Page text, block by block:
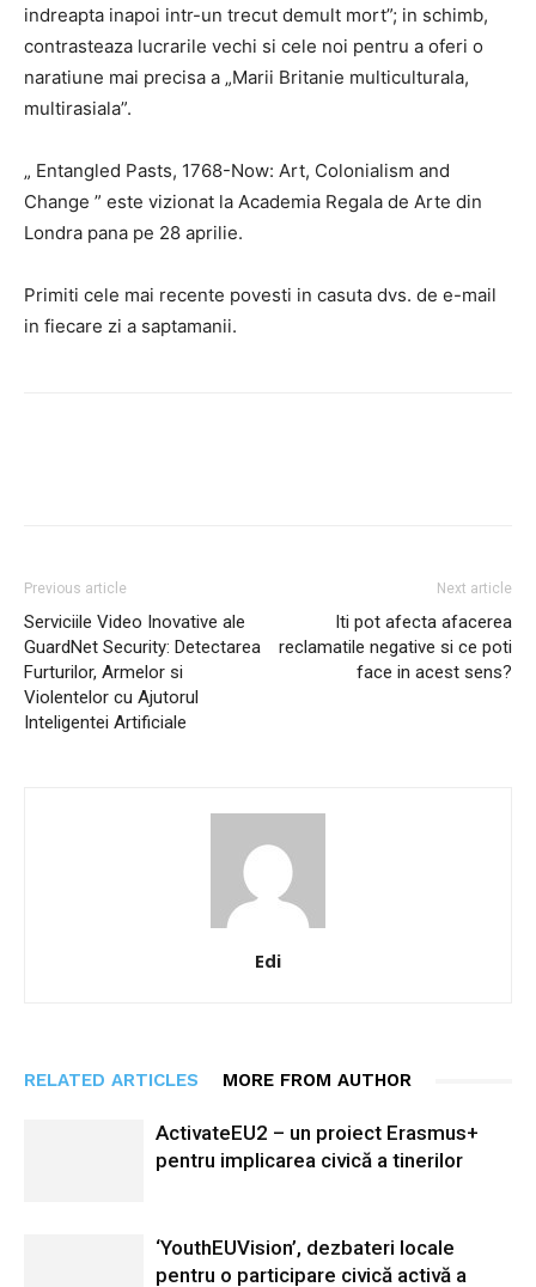
indreapta inapoi intr-un trecut demult mort”; in schimb,
contrasteaza lucrarile vechi si cele noi pentru a oferi o
naratiune mai precisa a „Marii Britanie multiculturala,
multirasiala”.
„ Entangled Pasts, 1768-Now: Art, Colonialism and
Change ” este vizionat la Academia Regala de Arte din
Londra pana pe 28 aprilie.
Primiti cele mai recente povesti in casuta dvs. de e-mail
in fiecare zi a saptamanii.
Previous article
Serviciile Video Inovative ale
GuardNet Security: Detectarea
Furturilor, Armelor si
Violentelor cu Ajutorul
Inteligentei Artificiale
Next article
Iti pot afecta afacerea
reclamatile negative si ce poti
face in acest sens?
Edi
RELATED ARTICLES MORE FROM AUTHOR
ActivateEU2 – un proiect Erasmus+
pentru implicarea civică a tinerilor
‘YouthEUVision’, dezbateri locale
pentru o participare civică activă a